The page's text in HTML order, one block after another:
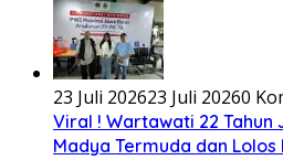
23 Juli 202623 Juli 20260
Viral ! Wartawati 22 Tahun
Madya Termuda dan